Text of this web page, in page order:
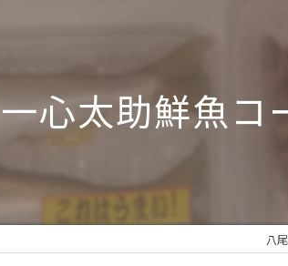
一心太助鮮魚コ
八